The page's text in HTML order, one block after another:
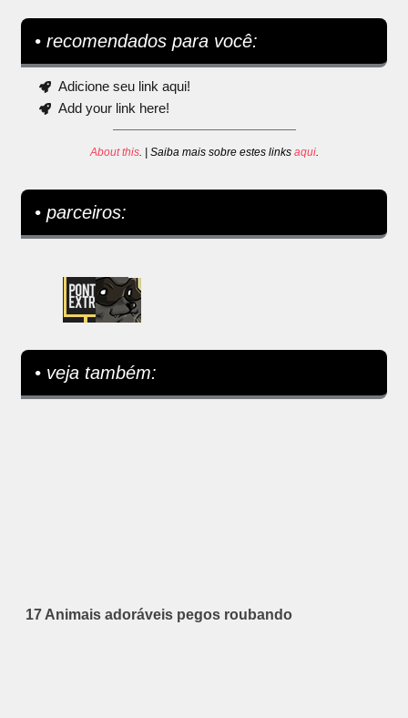
• recomendados para você:
Adicione seu link aqui!
Add your link here!
About this. | Saiba mais sobre estes links aqui.
• parceiros:
• veja também:
17 Animais adoráveis pegos roubando